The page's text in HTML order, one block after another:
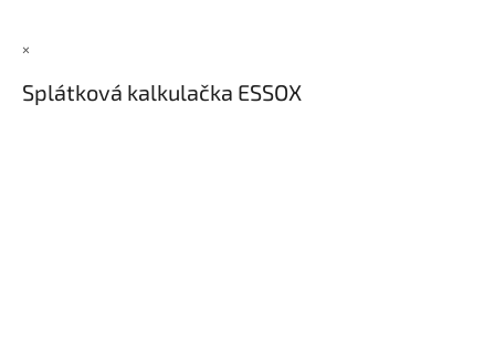
×
Splátková kalkulačka ESSOX